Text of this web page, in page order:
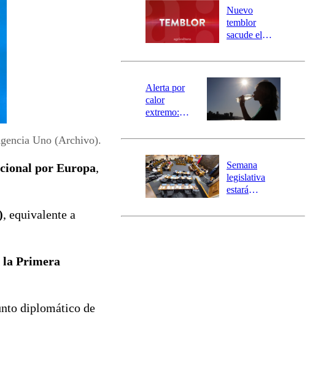
Uno (Archivo).
por Europa,
, equivalente a
Primera
diplomático de
río Damas:
activa
mensajería
SAE
Nuevo
temblor
sacude el
revisa la
epicentro
Alerta por
calor
extremo:
activa Alerta
Preventiva en
tres comunas
Semana
legislativa
estará
el fin de la